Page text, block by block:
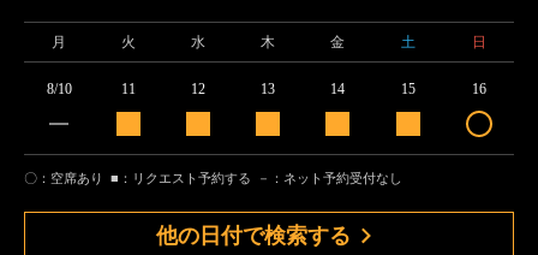
月 火 水 木 金 土 日
8/10 11 12 13 14 15 16
〇：空席あり ■：リクエスト予約する －：ネット予約受付なし
他の日付で検索する